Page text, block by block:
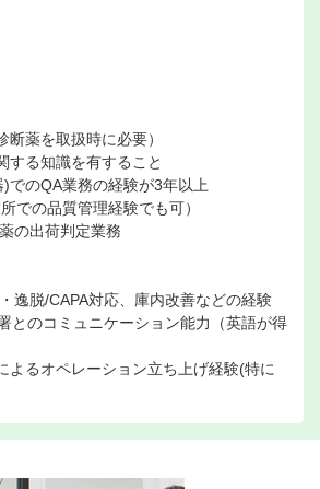
薬を取扱時に必要）
する知識を有すること
)でのQA業務の経験が3年以上
所での品質管理経験でも可）
の出荷判定業務
逸脱/CAPA対応、庫内改善などの経験
とのコミュニケーション能力（英語が得
よるオペレーション立ち上げ経験(特に